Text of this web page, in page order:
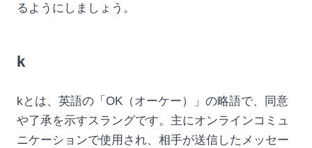
るようにしましょう。
k
kとは、英語の「OK（オーケー）」の略語で、同意
や了承を示すスラングです。主にオンラインコミュ
ニケーションで使用され、相手が送信したメッセー